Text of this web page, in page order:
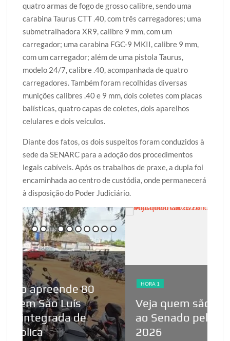
quatro armas de fogo de grosso calibre, sendo uma
carabina Taurus CTT .40, com três carregadores; uma
submetralhadora XR9, calibre 9 mm, com um
carregador; uma carabina FGC-9 MKII, calibre 9 mm,
com um carregador; além de uma pistola Taurus,
modelo 24/7, calibre .40, acompanhada de quatro
carregadores. Também foram recolhidas diversas
munições calibres .40 e 9 mm, dois coletes com placas
balísticas, quatro capas de coletes, dois aparelhos
celulares e dois veículos.
Diante dos fatos, os dois suspeitos foram conduzidos à
sede da SENARC para a adoção dos procedimentos
legais cabíveis. Após os trabalhos de praxe, a dupla foi
encaminhada ao centro de custódia, onde permanecerá
à disposição do Poder Judiciário.
HORA 1
Veja quem são os candidatos
ao Senado pelo Maranhão em
2026